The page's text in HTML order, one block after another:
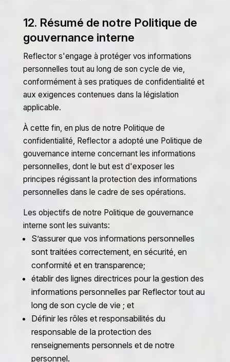
12. Résumé de notre Politique de
gouvernance interne
Reflector s'engage à protéger vos informations
personnelles tout au long de son cycle de vie,
conformément à ses pratiques de confidentialité et
aux exigences contenues dans la législation
applicable.
À cette fin, en plus de notre Politique de
confidentialité, Reflector a adopté une Politique de
gouvernance interne concernant les informations
personnelles, dont le but est d'exposer les
principes régissant la protection des informations
personnelles dans le cadre de ses opérations.
Les objectifs de notre Politique de gouvernance
interne sont les suivants:
S’assurer que vos informations personnelles
sont traitées correctement, en sécurité, en
conformité et en transparence;
établir des lignes directrices pour la gestion des
informations personnelles par Reflector tout au
long de son cycle de vie ; et
Définir les rôles et responsabilités du
responsable de la protection des
renseignements personnels et de notre
personnel.